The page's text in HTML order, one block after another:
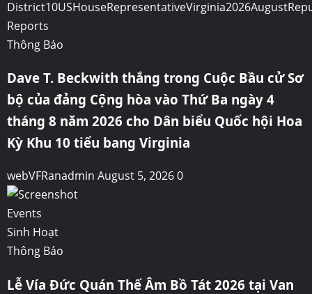
Reports
Thông Báo
Dave T. Beckwith thắng trong Cuộc Bầu cử Sơ
bộ của đảng Cộng hòa vào Thứ Ba ngày 4
tháng 8 năm 2026 cho Dân biểu Quốc hội Hoa
Kỳ Khu 10 tiểu bang Virginia
webVFRanadmin August 5, 20260
Events
Sinh Hoạt
Thông Báo
Lễ Vía Đức Quán Thế Âm Bồ Tát 2026 tại Van